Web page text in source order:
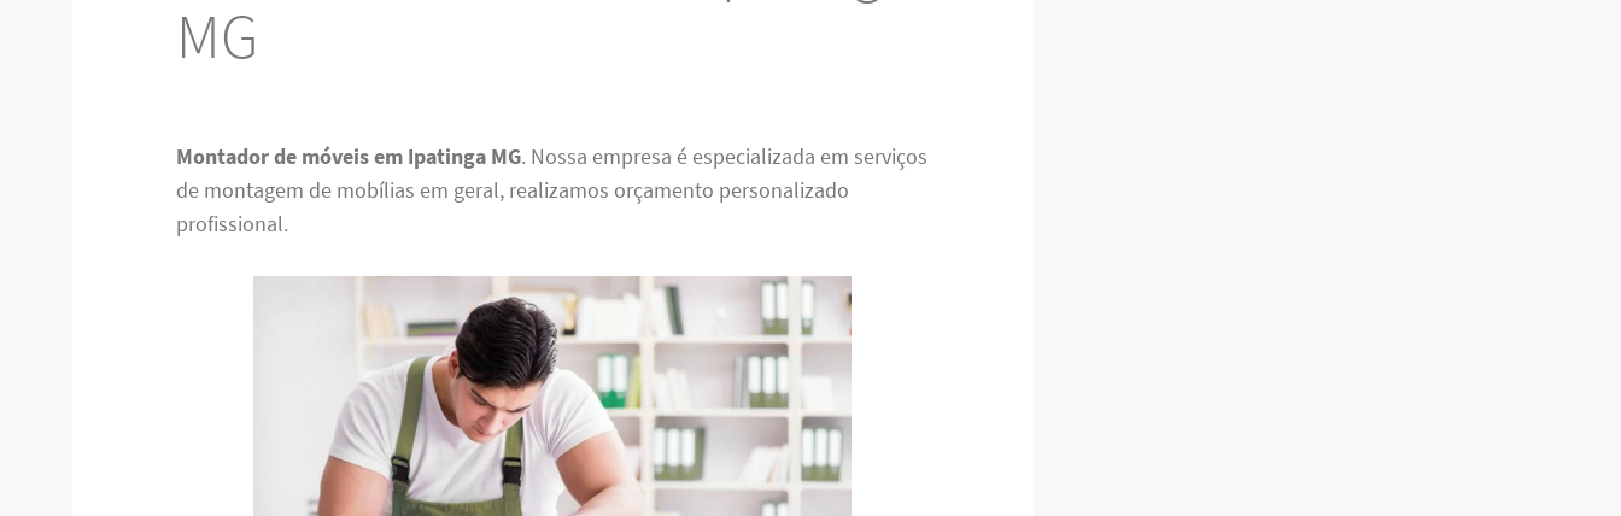
MG
Montador de móveis em Ipatinga MG. Nossa empresa é especializada em serviços
de montagem de mobílias em geral, realizamos orçamento personalizado
profissional.